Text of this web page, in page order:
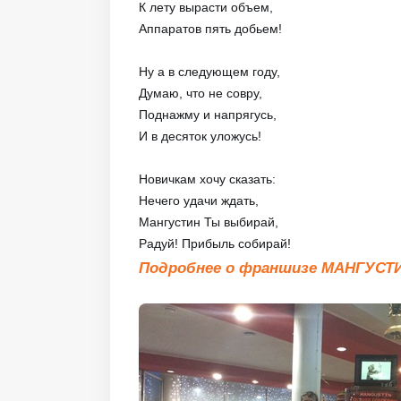
К лету вырасти объем,
Аппаратов пять добьем!
Ну а в следующем году,
Думаю, что не совру,
Поднажму и напрягусь,
И в десяток уложусь!
Новичкам хочу сказать:
Нечего удачи ждать,
Мангустин Ты выбирай,
Радуй! Прибыль собирай!
Подробнее о франшизе